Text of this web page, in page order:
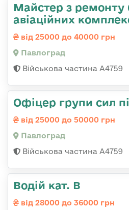
Майстер з ремонту
авіаційних
від 25000 до 40000 грн
Павлоград
Військова частина А4759
Офіцер групи сил
від 25000 до 50000 грн
Павлоград
Військова частина А4759
Водій кат. В
від 28000 до 36000 грн